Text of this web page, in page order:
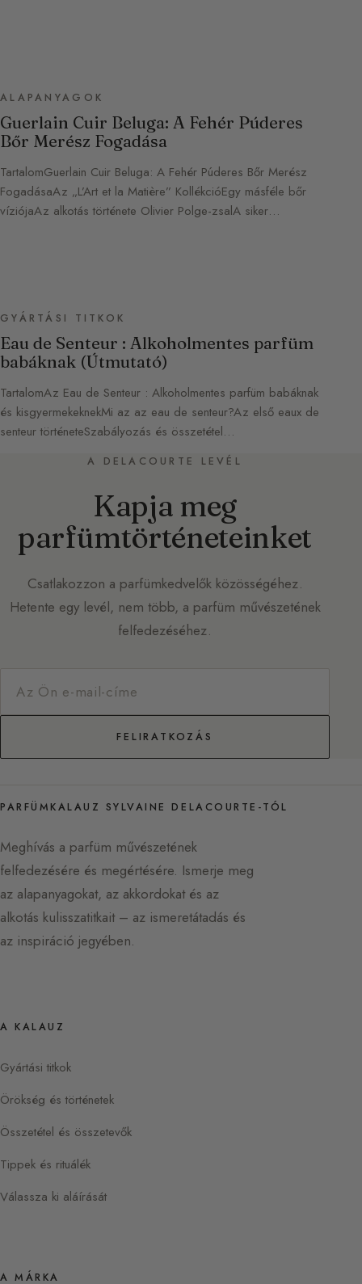
ALAPANYAGOK
Guerlain Cuir Beluga: A Fehér Púderes
Bőr Merész Fogadása
TartalomGuerlain Cuir Beluga: A Fehér Púderes Bőr Merész
FogadásaAz „L’Art et la Matière” KollékcióEgy másféle bőr
víziójaAz alkotás története Olivier Polge-zsalA siker…
GYÁRTÁSI TITKOK
Eau de Senteur : Alkoholmentes parfüm
babáknak (Útmutató)
TartalomAz Eau de Senteur : Alkoholmentes parfüm babáknak
és kisgyermekeknekMi az az eau de senteur?Az első eaux de
senteur történeteSzabályozás és összetétel…
A DELACOURTE LEVÉL
Kapja meg
parfümtörténeteinket
Csatlakozzon a parfümkedvelők közösségéhez.
Hetente egy levél, nem több, a parfüm művészetének
felfedezéséhez.
FELIRATKOZÁS
PARFÜMKALAUZ SYLVAINE DELACOURTE-TÓL
Meghívás a parfüm művészetének
felfedezésére és megértésére. Ismerje meg
az alapanyagokat, az akkordokat és az
alkotás kulisszatitkait – az ismeretátadás és
az inspiráció jegyében.
A KALAUZ
Gyártási titkok
Örökség és történetek
Összetétel és összetevők
Tippek és rituálék
Válassza ki aláírását
A MÁRKA